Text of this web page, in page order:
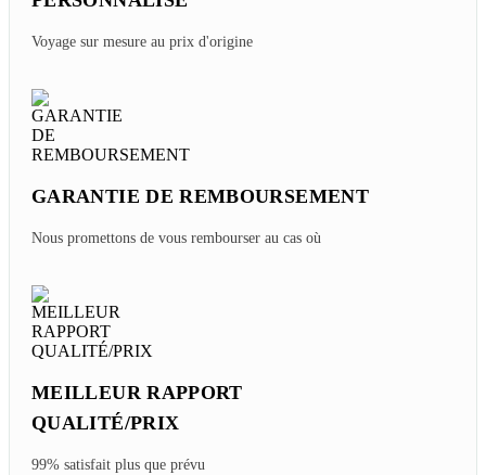
Voyage sur mesure au prix d'origine
GARANTIE DE REMBOURSEMENT
Nous promettons de vous rembourser au cas où
MEILLEUR RAPPORT
QUALITÉ/PRIX
99% satisfait plus que prévu